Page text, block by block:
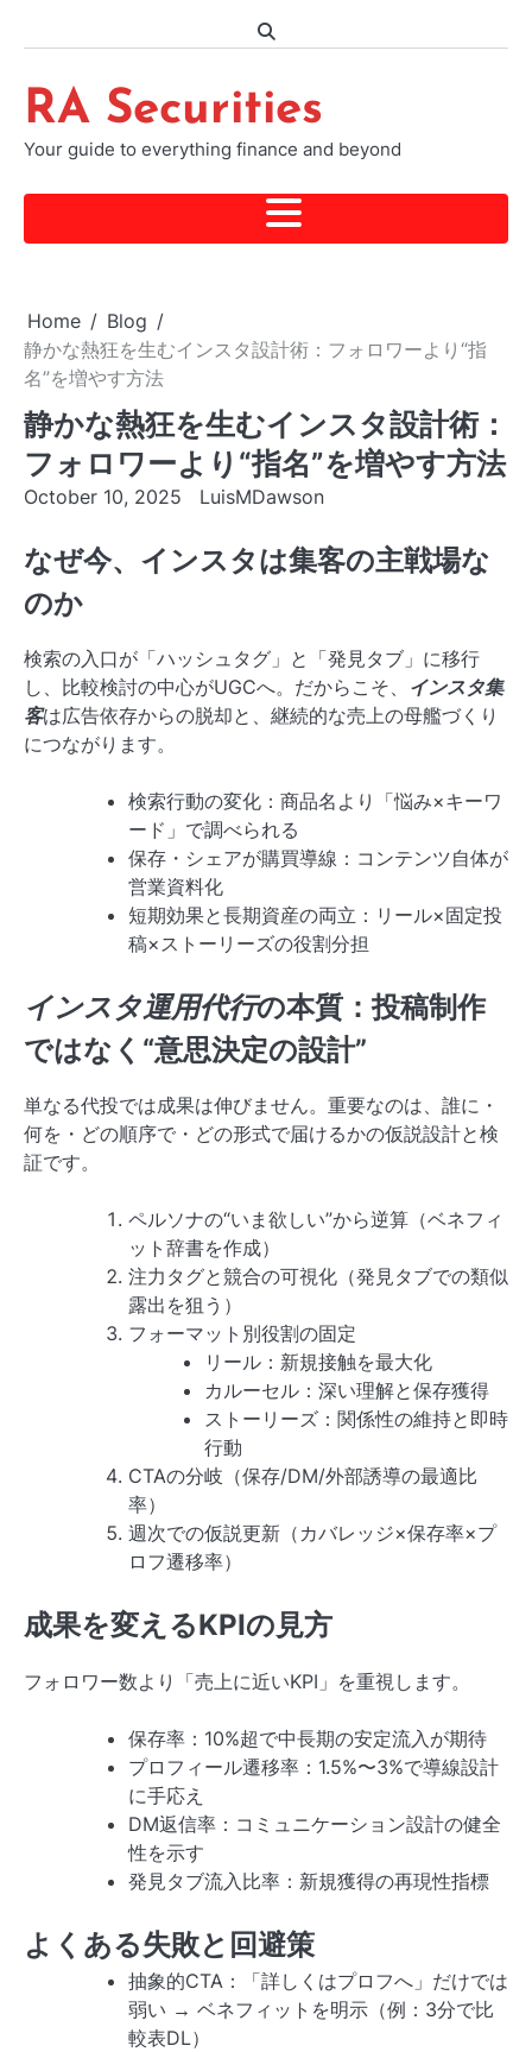
RA Securities
Your guide to everything finance and beyond
Home
Blog
静かな熱狂を生むインスタ設計術：フォロワーより“指
名”を増やす方法
静かな熱狂を生むインスタ設計術：
フォロワーより“指名”を増やす方法
October 10, 2025 LuisMDawson
なぜ今、インスタは集客の主戦場な
のか
検索の入口が「ハッシュタグ」と「発見タブ」に移行
し、比較検討の中心がUGCへ。だからこそ、 インスタ集
客は広告依存からの脱却と、継続的な売上の母艦づくり
につながります。
検索行動の変化：商品名より「悩み×キーワ
ード」で調べられる
保存・シェアが購買導線：コンテンツ自体が
営業資料化
短期効果と長期資産の両立：リール×固定投
稿×ストーリーズの役割分担
インスタ運用代行の本質：投稿制作
ではなく“意思決定の設計”
単なる代投では成果は伸びません。重要なのは、誰に・
何を・どの順序で・どの形式で届けるかの仮説設計と検
証です。
ペルソナの“いま欲しい”から逆算（ベネフィ
ット辞書を作成）
注力タグと競合の可視化（発見タブでの類似
露出を狙う）
フォーマット別役割の固定
リール：新規接触を最大化
カルーセル：深い理解と保存獲得
ストーリーズ：関係性の維持と即時
行動
CTAの分岐（保存/DM/外部誘導の最適比
率）
週次での仮説更新（カバレッジ×保存率×プ
ロフ遷移率）
成果を変えるKPIの見方
フォロワー数より「売上に近いKPI」を重視します。
保存率：10%超で中長期の安定流入が期待
プロフィール遷移率：1.5%〜3%で導線設計
に手応え
DM返信率：コミュニケーション設計の健全
性を示す
発見タブ流入比率：新規獲得の再現性指標
よくある失敗と回避策
抽象的CTA：「詳しくはプロフへ」だけでは
弱い → ベネフィットを明示（例：3分で比
較表DL）